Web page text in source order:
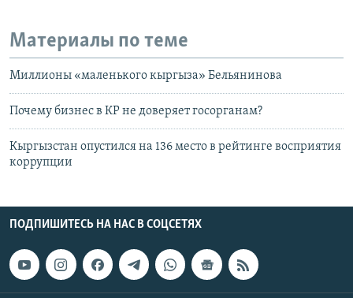
Материалы по теме
Миллионы «маленького кыргыза» Бельянинова
Почему бизнес в КР не доверяет госорганам?
Кыргызстан опустился на 136 место в рейтинге восприятия
коррупции
ПОДПИШИТЕСЬ НА НАС В СОЦСЕТЯХ